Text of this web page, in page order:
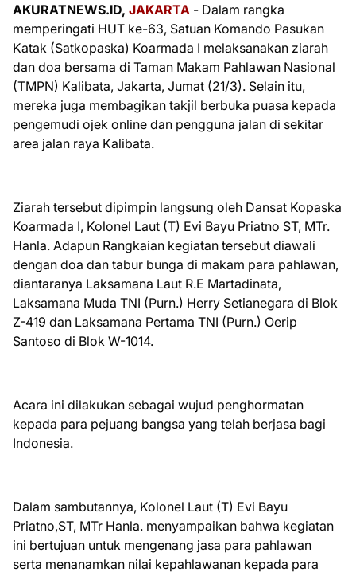
AKURATNEWS.ID, JAKARTA - Dalam rangka
memperingati HUT ke-63, Satuan Komando Pasukan
Katak (Satkopaska) Koarmada I melaksanakan ziarah
dan doa bersama di Taman Makam Pahlawan Nasional
(TMPN) Kalibata, Jakarta, Jumat (21/3). Selain itu,
mereka juga membagikan takjil berbuka puasa kepada
pengemudi ojek online dan pengguna jalan di sekitar
area jalan raya Kalibata.
Ziarah tersebut dipimpin langsung oleh Dansat Kopaska
Koarmada I, Kolonel Laut (T) Evi Bayu Priatno ST, MTr.
Hanla. Adapun Rangkaian kegiatan tersebut diawali
dengan doa dan tabur bunga di makam para pahlawan,
diantaranya Laksamana Laut R.E Martadinata,
Laksamana Muda TNI (Purn.) Herry Setianegara di Blok
Z-419 dan Laksamana Pertama TNI (Purn.) Oerip
Santoso di Blok W-1014.
Acara ini dilakukan sebagai wujud penghormatan
kepada para pejuang bangsa yang telah berjasa bagi
Indonesia.
Dalam sambutannya, Kolonel Laut (T) Evi Bayu
Priatno,ST, MTr Hanla. menyampaikan bahwa kegiatan
ini bertujuan untuk mengenang jasa para pahlawan
serta menanamkan nilai kepahlawanan kepada para